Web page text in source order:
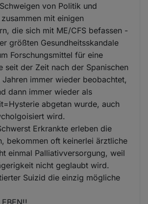
von Politik und
mit einigen
die sich mit ME/CFS befassen -
größten Gesundheitsskandale
Forschungsmittel für eine
seit der Zeit nach der Spanischen
immer wieder beobachtet,
dann immer wieder als
abgetan wurde, auch
wird.
Erkrankte erleben die
bekommen oft keinerlei ärztliche
einmal Palliativversorgung, weil
nicht geglaubt wird.
Suizid die einzig mögliche